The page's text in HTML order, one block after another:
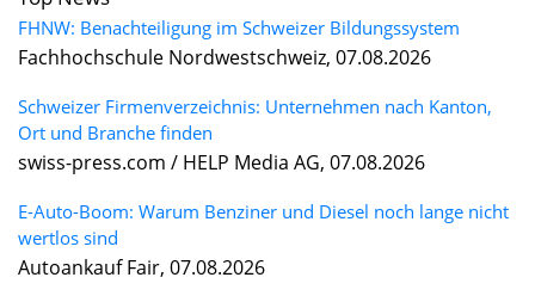
FHNW: Benachteiligung im Schweizer Bildungssystem
Fachhochschule Nordwestschweiz, 07.08.2026
Schweizer Firmenverzeichnis: Unternehmen nach Kanton,
Ort und Branche finden
swiss-press.com / HELP Media AG, 07.08.2026
E-Auto-Boom: Warum Benziner und Diesel noch lange nicht
wertlos sind
Autoankauf Fair, 07.08.2026